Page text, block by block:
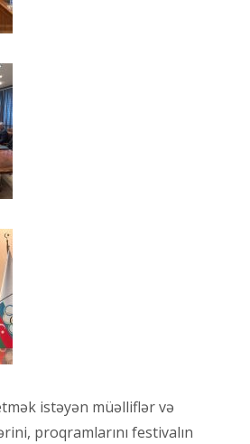
istəyən müəlliflər və
proqramlarını festivalın